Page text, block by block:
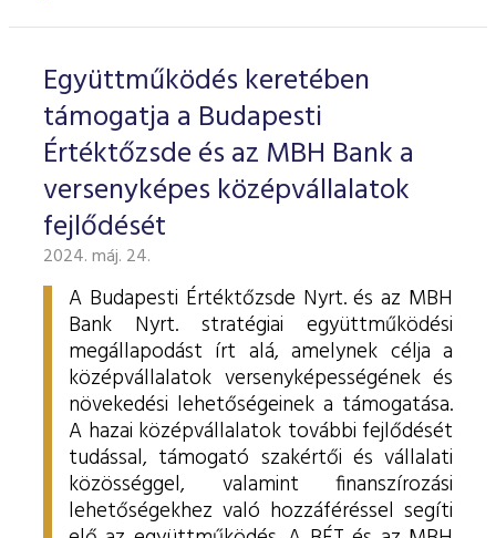
Együttműködés keretében
támogatja a Budapesti
Értéktőzsde és az MBH Bank a
versenyképes középvállalatok
fejlődését
2024. máj. 24.
A Budapesti Értéktőzsde Nyrt. és az MBH
Bank Nyrt. stratégiai együttműködési
megállapodást írt alá, amelynek célja a
középvállalatok versenyképességének és
növekedési lehetőségeinek a támogatása.
A hazai középvállalatok további fejlődését
tudással, támogató szakértői és vállalati
közösséggel, valamint finanszírozási
lehetőségekhez való hozzáféréssel segíti